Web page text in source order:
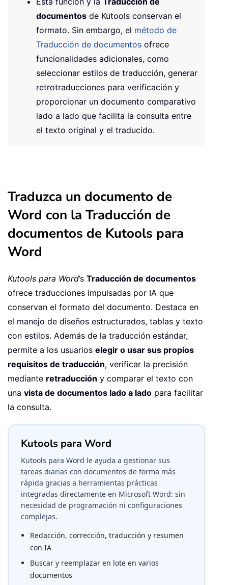
documentos de Kutools conservan el
formato. Sin embargo, el método de
Traducción de documentos ofrece
funcionalidades adicionales, como
seleccionar estilos de traducción, generar
retrotraducciones para verificación y
proporcionar un documento comparativo
lado a lado que facilita la consulta entre
el texto original y el traducido.
Traduzca un documento de
Word con la Traducción de
documentos de Kutools para
Word
Kutools para Word’s Traducción de documentos
ofrece traducciones impulsadas por IA que
conservan el formato del documento. Destaca en
el manejo de diseños estructurados, tablas y texto
con estilos. Además de la traducción estándar,
permite a los usuarios elegir o usar sus propios
requisitos de traducción, verificar la precisión
mediante retraducción y comparar el texto con
una vista de documentos lado a lado para facilitar
la consulta.
Kutools para Word
Kutools para Word le ayuda a gestionar sus
tareas diarias con documentos de forma más
rápida gracias a herramientas prácticas
integradas directamente en Microsoft Word: sin
necesidad de programación ni configuraciones
complejas.
Redacción, corrección, traducción y resumen
con IA
Buscar y reemplazar en lote en varios
documentos